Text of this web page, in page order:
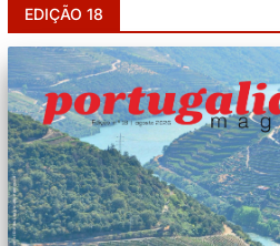
EDIÇÃO 18